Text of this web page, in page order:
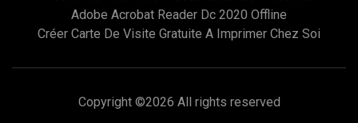
Adobe Acrobat Reader Dc 2020 Offline
Créer Carte De Visite Gratuite A Imprimer Chez Soi
Copyright ©2026 All rights reserved